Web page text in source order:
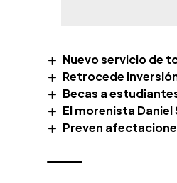
Nuevo servicio de
Retrocede
Becas a
El morenista
Preven